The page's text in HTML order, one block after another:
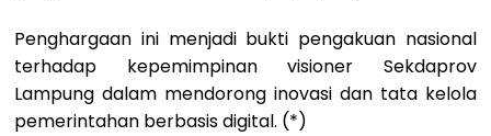
Penghargaan ini menjadi bukti pengakuan nasional
terhadap kepemimpinan visioner Sekdaprov
Lampung dalam mendorong inovasi dan tata kelola
pemerintahan berbasis digital. (*)